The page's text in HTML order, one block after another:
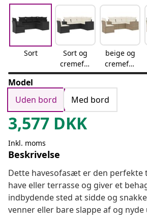
Sort
Sort og
cremefar
vet
beige og
cremefar
vet
Model
Uden bord
Med bord
3,577 DKK
Inkl. moms
Beskrivelse
Dette havesofasæt er den perfekte
have eller terrasse og giver et
indbydende sted at sidde og
venner eller bare slappe af og